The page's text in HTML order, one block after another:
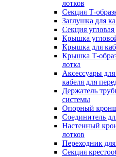
лотков
Секция Т-
Заглушка для
Секция
Крышка
Крышка для
Крышка Т-
лотка
Аксессуары
кабеля для
Держатель
системы
Опорный
Соединитель
Настенный
лотков
Переходник
Секция